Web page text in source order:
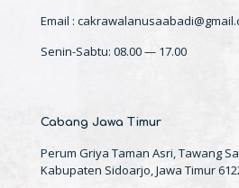
Email :
Senin-Sabtu: 08.00 — 17.00
Cabang Jawa Timur
Perum Griya Taman Asri, Tawang
Kabupaten Sidoarjo, Jawa Timur